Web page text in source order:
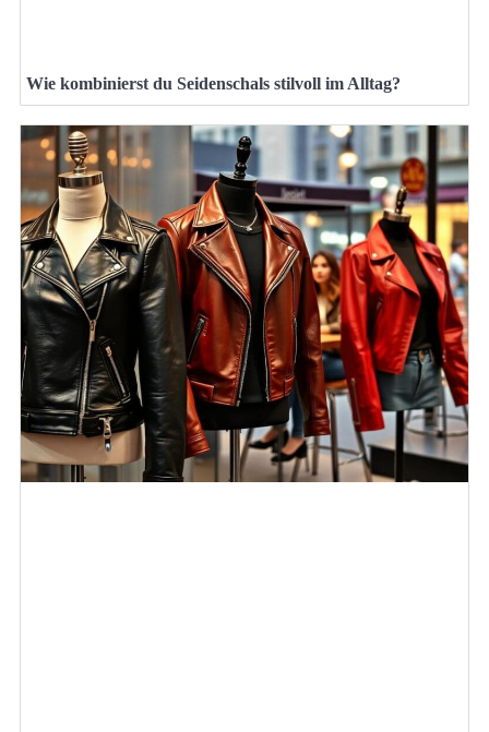
Wie kombinierst du Seidenschals stilvoll im Alltag?